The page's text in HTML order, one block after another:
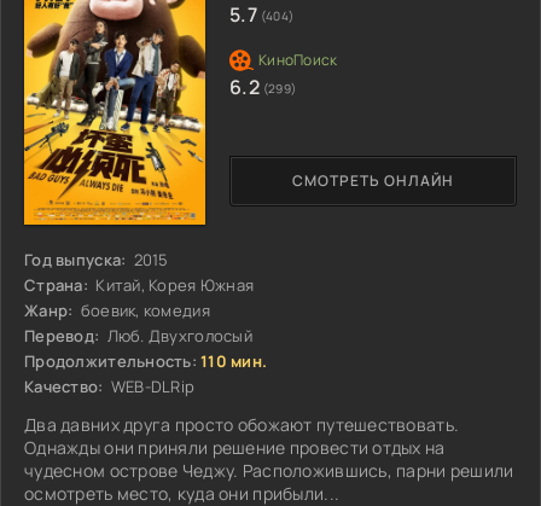
Год выпуска: 2015
Страна: Китай, Корея Южная
Жанр: боевик, комедия
Перевод: Люб. Двухголосый
Продолжительность: 110 мин.
Качество: WEB-DLRip
Два давних друга просто обожают путешествовать.
Однажды они приняли решение провести отдых на
чудесном острове Чеджу. Расположившись, парни решили
осмотреть место, куда они прибыли...
СМОТРЕТЬ ОНЛАЙН
5.7 (404)
6.2 (299)